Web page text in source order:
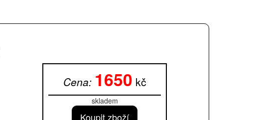
Cena: 1650 kč
skladem